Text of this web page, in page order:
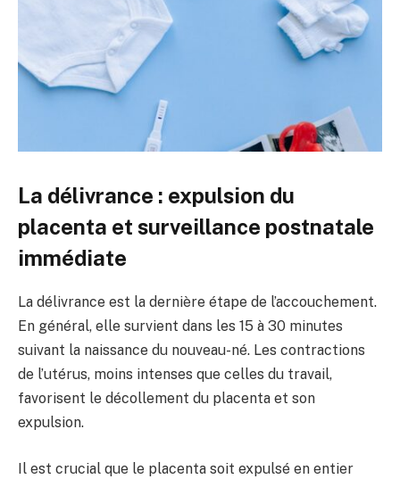
La délivrance : expulsion du
placenta et surveillance postnatale
immédiate
La délivrance est la dernière étape de l’accouchement.
En général, elle survient dans les 15 à 30 minutes
suivant la naissance du nouveau-né. Les contractions
de l’utérus, moins intenses que celles du travail,
favorisent le décollement du placenta et son
expulsion.
Il est crucial que le placenta soit expulsé en entier